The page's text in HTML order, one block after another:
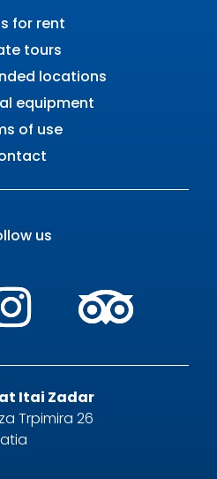
for rent
tours
locations
equipment
of use
us
Itai Zadar
Trpimira 26